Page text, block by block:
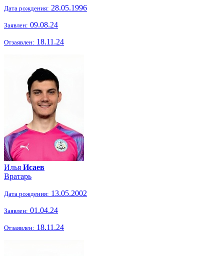
Дата рождения: 28.05.1996
Заявлен: 09.08.24
Отзаявлен: 18.11.24
Илья Исаев
Вратарь
Дата рождения: 13.05.2002
Заявлен: 01.04.24
Отзаявлен: 18.11.24